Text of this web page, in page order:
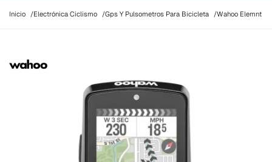
Inicio Electrónica Ciclismo Gps Y Pulsometros Para Bicicleta Wahoo Elemnt